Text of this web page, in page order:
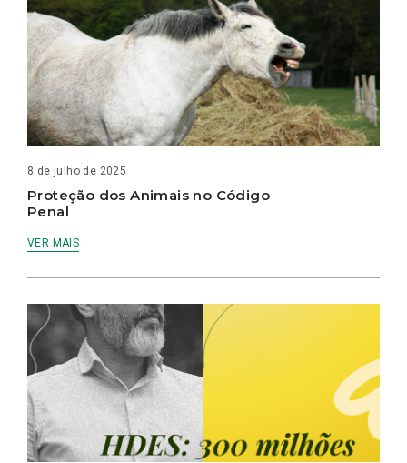
8 de julho de 2025
Proteção dos Animais no Código
Penal
VER MAIS